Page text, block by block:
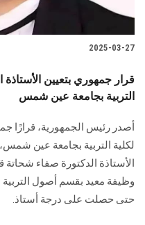
2025-03-27
قرار جمهوري بتعيين
التربية بجامعة عين شمس
أصدر رئيس الجمهورية، قرارًا
لكلية التربية بجامعة عين
الأستاذة الدكتورة صفاء شحاتة
وظيفة معيد بقسم أصول
حتى حصلت على درجة أستاذ.